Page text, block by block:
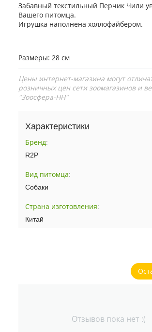
Забавный текстильный Перчик Чили
Вашего питомца.
Игрушка наполнена холлофайбером.
Размеры: 28 см
Цены интернет-магазина могут
розничных цен сети зоомагазинов и
"Зоосфера-НН"
Характеристики
Бренд:
R2P
Вид питомца:
Собаки
Страна изготовления:
Китай
Отзывов пока нет :(